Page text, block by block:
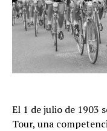
El 1 de julio de 1903
Tour, una